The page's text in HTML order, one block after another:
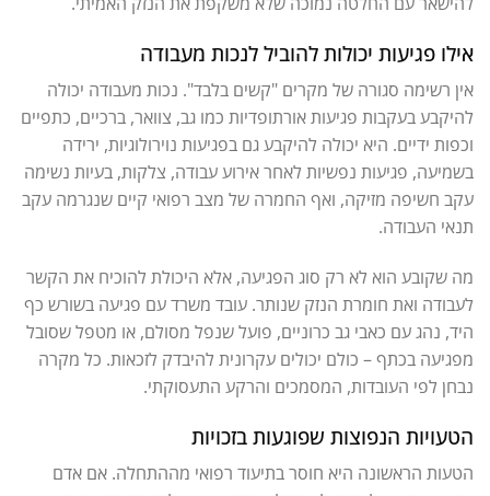
אילו פגיעות יכולות להוביל לנכות מעבודה
אין רשימה סגורה של מקרים "קשים בלבד". נכות מעבודה יכולה
להיקבע בעקבות פגיעות אורתופדיות כמו גב, צוואר, ברכיים, כתפיים
וכפות ידיים. היא יכולה להיקבע גם בפגיעות נוירולוגיות, ירידה
בשמיעה, פגיעות נפשיות לאחר אירוע עבודה, צלקות, בעיות נשימה
עקב חשיפה מזיקה, ואף החמרה של מצב רפואי קיים שנגרמה עקב
תנאי העבודה.
מה שקובע הוא לא רק סוג הפגיעה, אלא היכולת להוכיח את הקשר
לעבודה ואת חומרת הנזק שנותר. עובד משרד עם פגיעה בשורש כף
היד, נהג עם כאבי גב כרוניים, פועל שנפל מסולם, או מטפל שסובל
מפגיעה בכתף – כולם יכולים עקרונית להיבדק לזכאות. כל מקרה
נבחן לפי העובדות, המסמכים והרקע התעסוקתי.
הטעויות הנפוצות שפוגעות בזכויות
הטעות הראשונה היא חוסר בתיעוד רפואי מההתחלה. אם אדם